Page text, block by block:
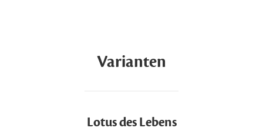
Varianten
Lotus des Lebens